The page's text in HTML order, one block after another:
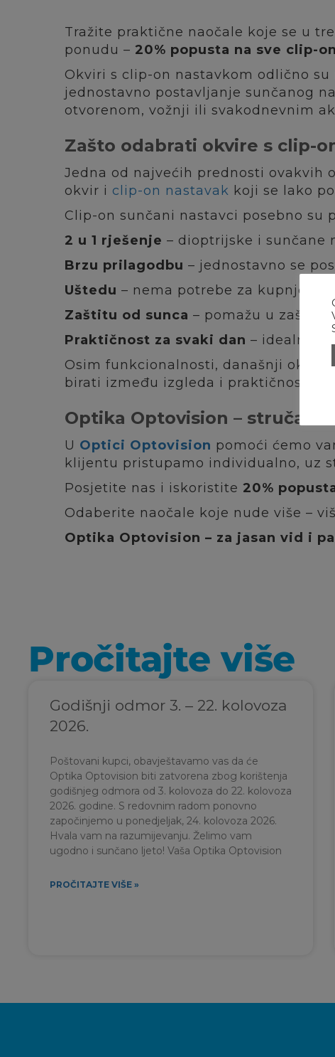
Tražite praktične naočale koje se u
ponudu – 20% popusta na sve clip-
Okviri s clip-on nastavkom odlično
jednostavno postavljanje sunčanog
otvorenom, vožnji ili svakodnevnim
Zašto odabrati okvire s clip-
Jedna od najvećih prednosti ovakvih
okvir i clip-on nastavak koji se lako
Clip-on sunčani nastavci posebno su
2 u 1 rješenje – dioptrijske i sunčane
Brzu prilagodbu – jednostavno se
Uštedu – nema potrebe za kupnjom
Zaštitu od sunca – pomažu u zaštiti
Praktičnost za svaki dan – idealni
Osim funkcionalnosti, današnji
birati između izgleda i praktičnosti.
Optika Optovision – stručan
U Optici Optovision pomoći ćemo
klijentu pristupamo individualno, uz
Posjetite nas i iskoristite 20%
Odaberite naočale koje nude više –
Optika Optovision – za jasan vid i
Pročitajte više
Godišnji odmor 3. – 22. kolovoza
2026.
Poštovani kupci, obavještavamo vas da će
Optika Optovision biti zatvorena zbog korištenja
godišnjeg odmora od 3. kolovoza do 22. kolovoza
2026. godine. S redovnim radom ponovno
započinjemo u ponedjeljak, 24. kolovoza 2026.
Hvala vam na razumijevanju. Želimo vam
ugodno i sunčano ljeto! Vaša Optika Optovision
PROČITAJTE VIŠE »